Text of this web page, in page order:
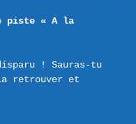
piste « A la
! Sauras-tu
retrouver et